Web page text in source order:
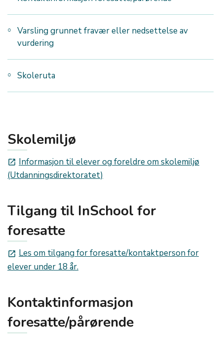
Varsling grunnet fravær eller nedsettelse av
vurdering
Skoleruta
Skolemiljø
launch Informasjon til elever og foreldre om skolemiljø
(Utdanningsdirektoratet)
Tilgang til InSchool for
foresatte
launch Les om tilgang for foresatte/kontaktperson for
elever under 18 år.
Kontaktinformasjon
foresatte/pårørende